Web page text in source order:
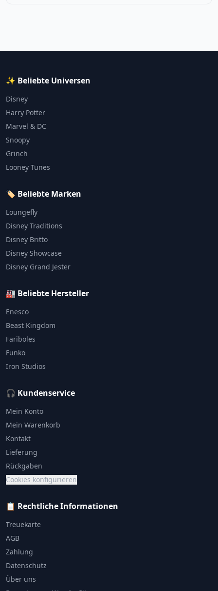
✨ Beliebte Universen
Disney
Harry Potter
Marvel & DC
Snoopy
Grinch
Looney Tunes
🏷️ Beliebte Marken
Loungefly
Disney Traditions
Disney Britto
Disney Showcase
Disney Grand Jester
🏭 Beliebte Hersteller
Enesco
Beast Kingdom
Fariboles
Funko
Iron Studios
🎧 Kundenservice
Mein Konto
Mein Warenkorb
Kontakt
Lieferung
Rückgaben
Cookies konfigurieren
📋 Rechtliche Informationen
Treuekarte
AGB
Zahlung
Datenschutz
Über uns